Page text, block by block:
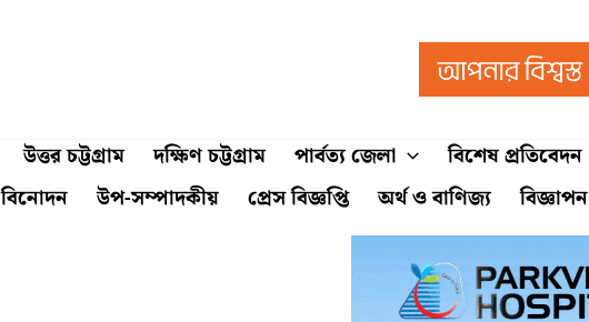
উত্তর চট্টগ্রাম দক্ষিণ চট্টগ্রাম পার্বত্য জেলা বিশেষ প্রতিবেদন
বিনোদন উপ-সম্পাদকীয় প্রেস বিজ্ঞপ্তি অর্থ ও বাণিজ্য বিজ্ঞাপন